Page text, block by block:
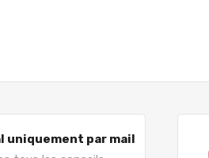
uniquement par mail